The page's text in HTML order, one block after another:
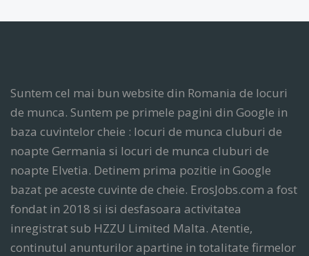
Suntem cel mai bun website din Romania de locuri
de munca. Suntem pe primele pagini din Google in
baza cuvintelor cheie : locuri de munca cluburi de
noapte Germania si locuri de munca cluburi de
noapte Elvetia. Detinem prima pozitie in Google
bazat pe aceste cuvinte de cheie. ErosJobs.com a fost
fondat in 2018 si isi desfasoara activitatea
inregistrat sub HZZU Limited Malta. Atentie,
continutul anunturilor apartine in totalitate firmelor